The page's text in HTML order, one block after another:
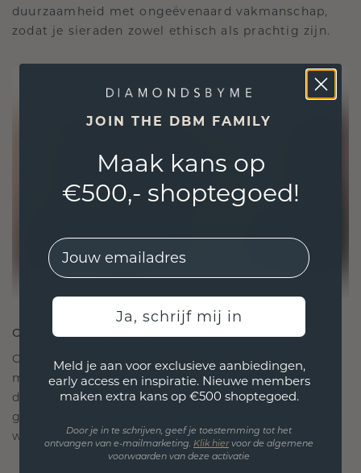
duurzaamheid met ongeëvenaard vakmanschap,
zodat je sieraden zowel ethisch als prachtig zijn.
ONTWORPEN VOOR VERBINDING
Onze ontwerpfilosofie is gericht op verbinding,
met elk stuk ontworpen om de tand des tijds te
doorstaan. Het wordt jouw symbool van liefde en
gekoesterde momenten, bedoeld om voor altijd te
worden gedragen en gekoesterd.
JOIN THE DBM FAMILY
Maak kans op
€500,- shoptegoed!
EMail
Ja, schrijf mij in
Meld je aan voor exclusieve aanbiedingen,
early access en inspiratie. Nieuwe members
maken extra kans op €500 shoptegoed.
Door je in te schrijven, geef je toestemming tot het
ontvangen van e-mailmarketing. Klik hiervoor de algemene
voorwaarden van deze activatie